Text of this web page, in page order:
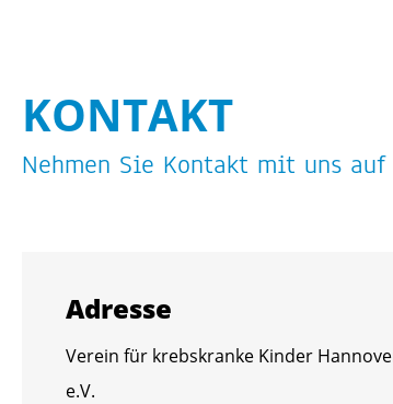
KON­TAKT
Neh­men Sie Kon­takt mit uns auf
Adres­se
Ver­ein für krebs­kran­ke Kin­der
e.V.